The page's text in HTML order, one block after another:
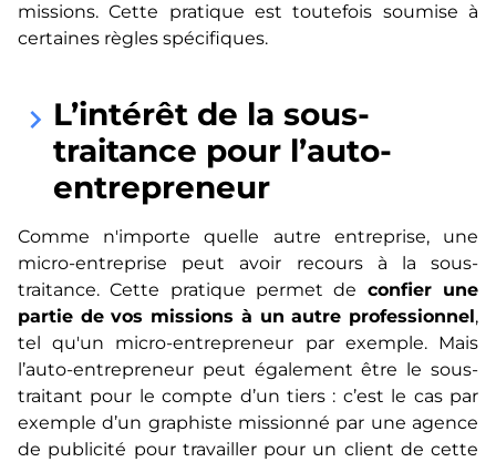
missions. Cette pratique est toutefois soumise à
certaines règles spécifiques.
keyboard_arrow_right L’intérêt de la sous-
traitance pour l’auto-
entrepreneur
Comme n'importe quelle autre entreprise, une
micro-entreprise peut avoir recours à la sous-
traitance. Cette pratique permet de confier une
partie de vos missions à un autre professionnel,
tel qu'un micro-entrepreneur par exemple. Mais
l’auto-entrepreneur peut également être le sous-
traitant pour le compte d’un tiers : c’est le cas par
exemple d’un graphiste missionné par une agence
de publicité pour travailler pour un client de cette